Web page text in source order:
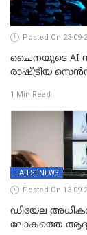
Posted On 23-09-
ചൈനയുടെ AI
രാഷ്ട്രീയ
ഡീപ് സീക്ക്-
1 Min Read
LATEST NEWS
Posted On 13-09-
ഡിയേല
ലോകത്തെ